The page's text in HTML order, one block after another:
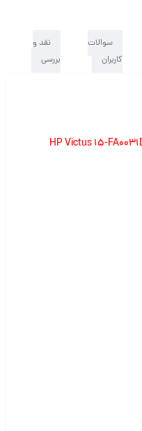
سوالات
کاربران
نقد و
بررسی